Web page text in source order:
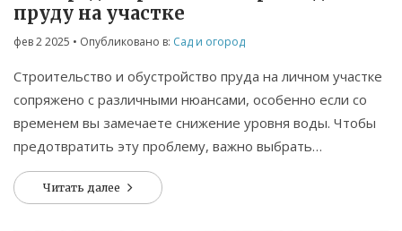
пруду на участке
фев 2 2025 • Опубликовано в: Сад и огород
Строительство и обустройство пруда на личном участке
сопряжено с различными нюансами, особенно если со
временем вы замечаете снижение уровня воды. Чтобы
предотвратить эту проблему, важно выбрать
подходящее расположение и материалы для
обустройства, а также знать о специфике ухода за
Читать далее